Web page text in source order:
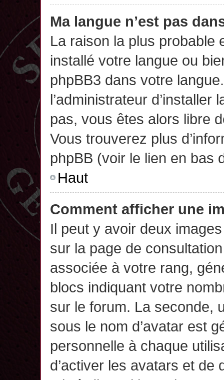
Ma langue n’est pas
La raison la plus probable
installé votre langue ou
phpBB3 dans votre
l’administrateur d’installer
pas, vous êtes alors libre
Vous trouverez plus
phpBB (voir le lien en bas
Haut
Comment afficher une
Il peut y avoir deux
sur la page de
associée à votre rang,
blocs indiquant votre
sur le forum. La seconde,
sous le nom d’avatar est
personnelle à chaque
d’activer les avatars et de